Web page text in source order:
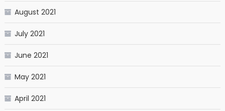
August 2021
July 2021
June 2021
May 2021
April 2021